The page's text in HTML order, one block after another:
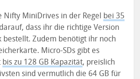
Nifty MiniDrives in der Regel bei 35
dass ihr die richtige Version
Zudem benötigt ihr noch
Micro-SDs gibt es
bis zu 128 GB Kapazität, preislich
sind vermutlich die 64 GB für